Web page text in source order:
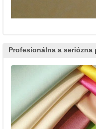
Profesionálna a seriózna